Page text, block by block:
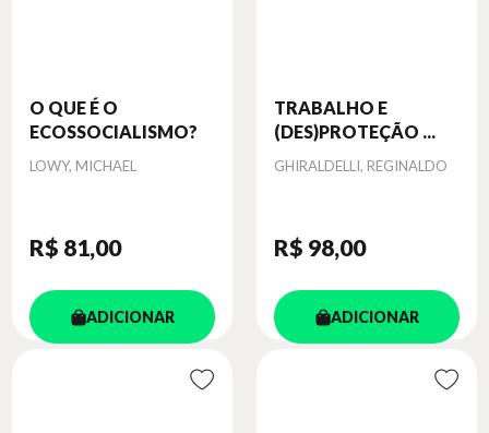
O QUE É O
ECOSSOCIALISMO?
Autor
LOWY, MICHAEL
R$ 81,00
ADICIONAR
TRABALHO E
(DES)PROTEÇÃO ...
Autor
GHIRALDELLI, REGINALDO
R$ 98,00
ADICIONAR